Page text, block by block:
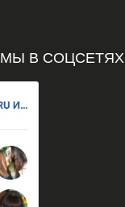
МЫ В СОЦСЕТЯХ